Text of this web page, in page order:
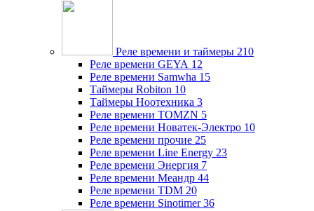
Реле времени и таймеры 210
Реле времени GEYA 12
Реле времени Samwha 15
Таймеры Robiton 10
Таймеры Ноотехника 3
Реле времени TOMZN 5
Реле времени Новатек-Электро 10
Реле времени прочие 25
Реле времени Line Energy 23
Реле времени Энергия 7
Реле времени Меандр 44
Реле времени TDM 20
Реле времени Sinotimer 36